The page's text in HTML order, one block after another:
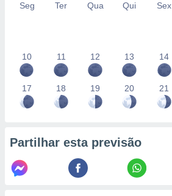
Seg Ter Qua Qui Sex
10 11 12 13 14
17 18 19 20 21
Partilhar esta previsão